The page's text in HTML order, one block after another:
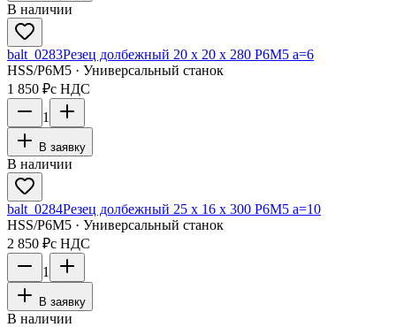
В наличии
balt_0283Резец долбежный 20 х 20 х 280 Р6М5 а=6
HSS/Р6М5 · Универсальный станок
1 850 ₽с НДС
1
В заявку
В наличии
balt_0284Резец долбежный 25 х 16 х 300 Р6М5 а=10
HSS/Р6М5 · Универсальный станок
2 850 ₽с НДС
1
В заявку
В наличии